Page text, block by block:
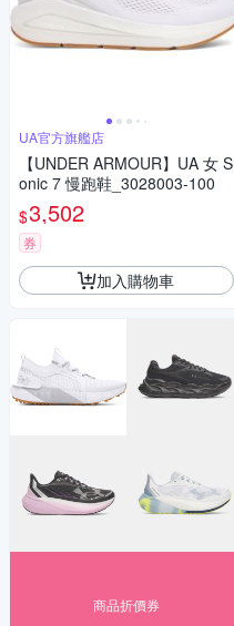
UA官方旗艦店
【UNDER ARMOUR】UA 女 S
onic 7 慢跑鞋_3028003-100
$3,502
券
加入購物車
商品折價券